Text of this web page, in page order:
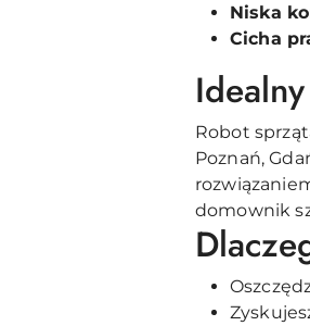
Niska
Cicha
Robot
Poznań,
domownik